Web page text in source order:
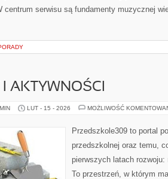
centrum serwisu są fundamenty muzycznej
AKTYWNOŚCI
LUT - 15 - 2026 MOŻLIWOŚĆ
Przedszkole309 to portal
przedszkolnej oraz temu,
pierwszych latach
To przestrzeń, w którym